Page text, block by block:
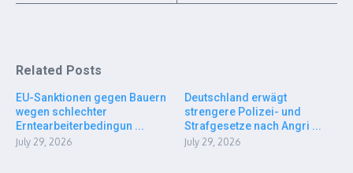
Related Posts
EU-Sanktionen gegen Bauern
wegen schlechter
Erntearbeiterbedingun ...
July 29, 2026
Deutschland erwägt
strengere Polizei- und
Strafgesetze nach Angri ...
July 29, 2026